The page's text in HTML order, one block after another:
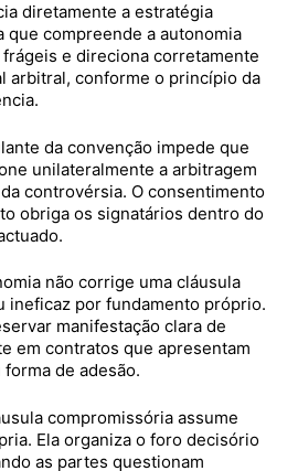
diretamente a estratégia
que compreende a autonomia
e direciona corretamente
arbitral, conforme o princípio da
da convenção impede que
unilateralmente a arbitragem
controvérsia. O consentimento
obriga os signatários dentro do
não corrige uma cláusula
ineficaz por fundamento próprio.
manifestação clara de
em contratos que apresentam
de adesão.
compromissória assume
Ela organiza o foro decisório
as partes questionam